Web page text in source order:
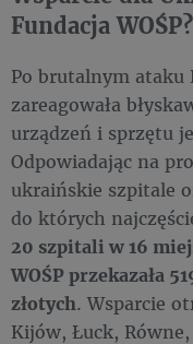
Fundacja WOŚP?
Po brutalnym ataku
zareagowała
urządzeń i sprzętu
Odpowiadając na
ukraińskie szpitale
do których
20 szpitali w 16
WOŚP przekazała
złotych. Wsparcie
Kijów, Łuck,